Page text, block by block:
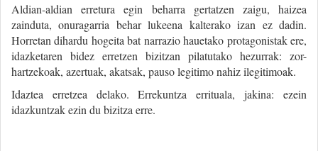
Aldian-aldian erretura egin beharra gertatzen zaigu, haizea
zainduta, onuragarria behar lukeena kalterako izan ez dadin.
Horretan dihardu hogeita bat narrazio hauetako protagonistak ere,
idazketaren bidez erretzen bizitzan pilatutako hezurrak: zor-
hartzekoak, azertuak, akatsak, pauso legitimo nahiz ilegitimoak.
Idaztea erretzea delako. Errekuntza errituala, jakina: ezein
idazkuntzak ezin du bizitza erre.